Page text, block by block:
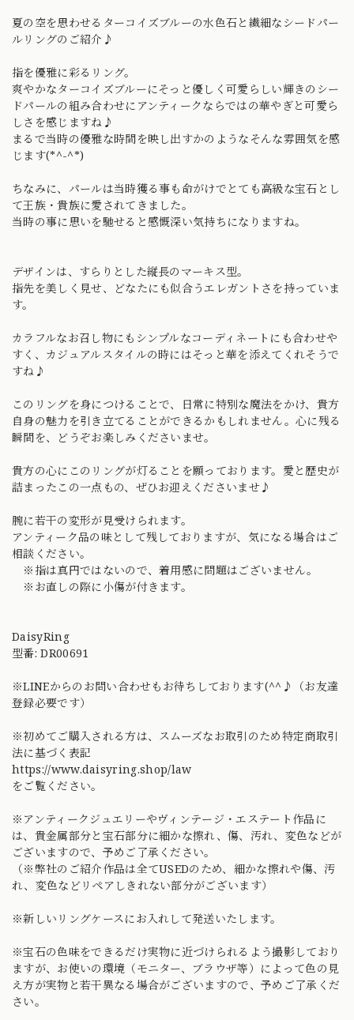
夏の空を思わせるターコイズブルーの水色石と繊細なシードパー
ルリングのご紹介♪
指を優雅に彩るリング。
爽やかなターコイズブルーにそっと優しく可愛らしい輝きのシー
ドパールの組み合わせにアンティークならではの華やぎと可愛ら
しさを感じますね♪
まるで当時の優雅な時間を映し出すかのようなそんな雰囲気を感
じます(*^-^*)
ちなみに、パールは当時獲る事も命がけでとても高級な宝石とし
て王族・貴族に愛されてきました。
当時の事に思いを馳せると感慨深い気持ちになりますね。
デザインは、すらりとした縦長のマーキス型。
指先を美しく見せ、どなたにも似合うエレガントさを持っていま
す。
カラフルなお召し物にもシンプルなコーディネートにも合わせや
すく、カジュアルスタイルの時にはそっと華を添えてくれそうで
すね♪
このリングを身につけることで、日常に特別な魔法をかけ、貴方
自身の魅力を引き立てることができるかもしれません。心に残る
瞬間を、どうぞお楽しみくださいませ。
貴方の心にこのリングが灯ることを願っております。愛と歴史が
詰まったこの一点もの、ぜひお迎えくださいませ♪
腕に若干の変形が見受けられます。
アンティーク品の味として残しておりますが、気になる場合はご
相談ください。
※指は真円ではないので、着用感に問題はございません。
※お直しの際に小傷が付きます。
DaisyRing
型番: DR00691
※LINEからのお問い合わせもお待ちしております(^^♪（お友達
登録必要です）
※初めてご購入される方は、スムーズなお取引のため特定商取引
法に基づく表記
https://www.daisyring.shop/law
をご覧ください。
※アンティークジュエリーやヴィンテージ・エステート作品に
は、貴金属部分と宝石部分に細かな擦れ、傷、汚れ、変色などが
ございますので、予めご了承ください。
（※弊社のご紹介作品は全てUSEDのため、細かな擦れや傷、汚
れ、変色などリペアしきれない部分がございます）
※新しいリングケースにお入れして発送いたします。
※宝石の色味をできるだけ実物に近づけられるよう撮影しており
ますが、お使いの環境（モニター、ブラウザ等）によって色の見
え方が実物と若干異なる場合がございますので、予めご了承くだ
さい。